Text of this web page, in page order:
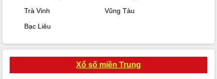
Trà Vinh
Vũng Tàu
Bạc Liêu
Xổ số miền Trung